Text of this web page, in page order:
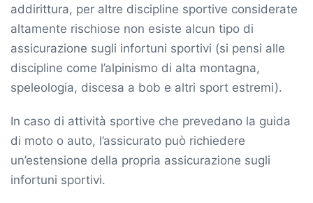
addirittura, per altre discipline sportive considerate
altamente rischiose non esiste alcun tipo di
assicurazione sugli infortuni sportivi (si pensi alle
discipline come l’alpinismo di alta montagna,
speleologia, discesa a bob e altri sport estremi).
In caso di attività sportive che prevedano la guida
di moto o auto, l’assicurato può richiedere
un’estensione della propria assicurazione sugli
infortuni sportivi.